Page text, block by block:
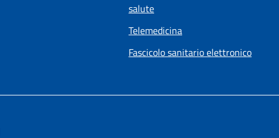
salute
Telemedicina
Fascicolo sanitario elettronico